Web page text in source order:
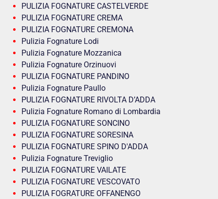
PULIZIA FOGNATURE CASTELVERDE
PULIZIA FOGNATURE CREMA
PULIZIA FOGNATURE CREMONA
Pulizia Fognature Lodi
Pulizia Fognature Mozzanica
Pulizia Fognature Orzinuovi
PULIZIA FOGNATURE PANDINO
Pulizia Fognature Paullo
PULIZIA FOGNATURE RIVOLTA D’ADDA
Pulizia Fognature Romano di Lombardia
PULIZIA FOGNATURE SONCINO
PULIZIA FOGNATURE SORESINA
PULIZIA FOGNATURE SPINO D'ADDA
Pulizia Fognature Treviglio
PULIZIA FOGNATURE VAILATE
PULIZIA FOGNATURE VESCOVATO
PULIZIA FOGRATURE OFFANENGO